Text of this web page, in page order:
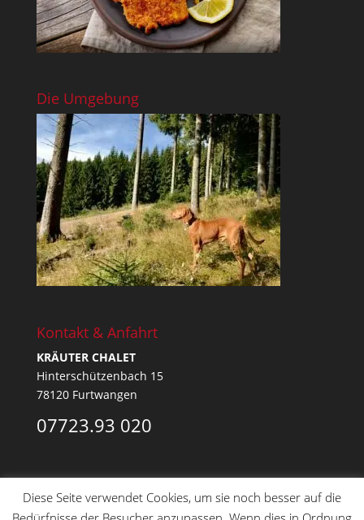
Die Umgebung
Kontakt & Anfahrt
KRÄUTER CHALET
Hinterschützenbach 15
78120 Furtwangen
07723.93 020
Diese Seite verwendet Cookies, um sie noch besser auf die